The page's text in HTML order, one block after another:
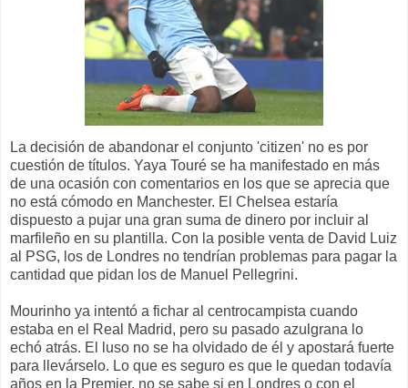
La decisión de abandonar el conjunto 'citizen' no es por
cuestión de títulos. Yaya Touré se ha manifestado en más
de una ocasión con comentarios en los que se aprecia que
no está cómodo en Manchester. El Chelsea estaría
dispuesto a pujar una gran suma de dinero por incluir al
marfileño en su plantilla. Con la posible venta de David Luiz
al PSG, los de Londres no tendrían problemas para pagar la
cantidad que pidan los de Manuel Pellegrini.
Mourinho ya intentó a fichar al centrocampista cuando
estaba en el Real Madrid, pero su pasado azulgrana lo
echó atrás. El luso no se ha olvidado de él y apostará fuerte
para llevárselo. Lo que es seguro es que le quedan todavía
años en la Premier, no se sabe si en Londres o con el